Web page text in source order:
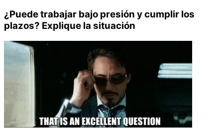
¿Puede trabajar bajo presión y cumplir los
plazos? Explique la situación